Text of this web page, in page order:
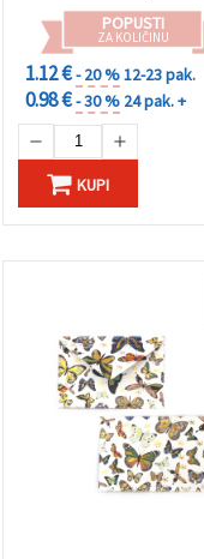
POPUSTI
ZA KOLIČINU
1.12 €- 20 %12-23 pak.
0.98 €- 30 % 24 pak. +
KUPI